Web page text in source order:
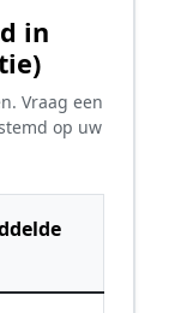
in
Vraag een
op uw